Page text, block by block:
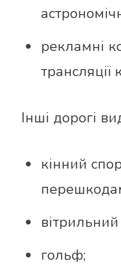
рекламні
трансляції
Інші дорогі
кінний
вітрильний
гольф;